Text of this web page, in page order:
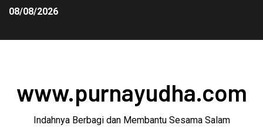
08/08/2026
www.purnayudha.com
Indahnya Berbagi dan Membantu Sesama Salam